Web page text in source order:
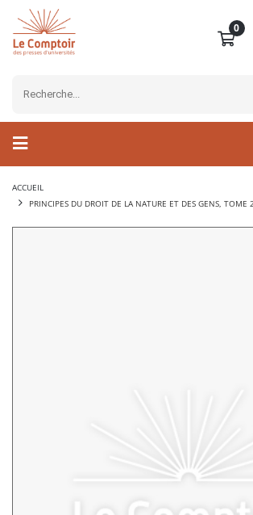
0
ACCUEIL
PRINCIPES DU DROIT DE LA NATURE ET DES GENS,